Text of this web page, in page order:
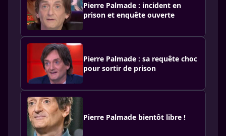
Pierre Palmade : incident en
prison et enquête ouverte
Pierre Palmade : sa requête choc
pour sortir de prison
Pierre Palmade bientôt libre !